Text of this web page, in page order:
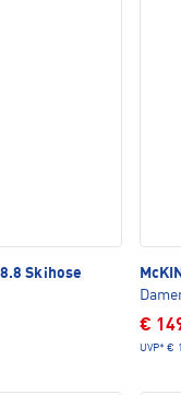
Skihose
€
UVP* €